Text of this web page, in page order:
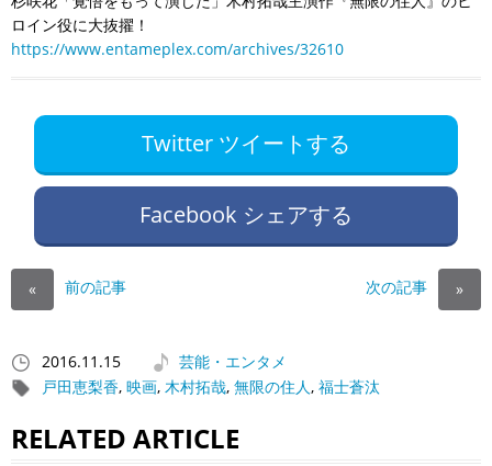
ロイン役に大抜擢！
https://www.entameplex.com/archives/32610
Twitter ツイートする
Facebook シェアする
« 前の記事 次の記事 »
2016.11.15
芸能・エンタメ
戸田恵梨香, 映画, 木村拓哉, 無限の住人, 福士蒼汰
RELATED ARTICLE